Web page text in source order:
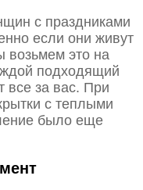
с праздниками
если они живут
возьмем это на
подходящий
все за вас. При
с теплыми
было еще